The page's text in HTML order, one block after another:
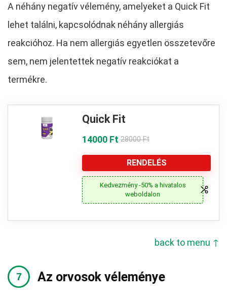
A néhány negatív vélemény, amelyeket a Quick Fit
lehet találni, kapcsolódnak néhány allergiás
reakcióhoz. Ha nem allergiás egyetlen összetevőre
sem, nem jelentettek negatív reakciókat a
termékre.
Quick Fit
14000 Ft 28000 Ft
RENDELÉS
Kedvezmény -50% a hivatalos
weboldalon
back to menu ↑
Az orvosok véleménye